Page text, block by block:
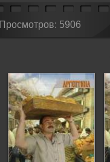
Просмотров: 5906